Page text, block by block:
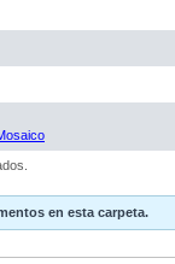
en esta carpeta.